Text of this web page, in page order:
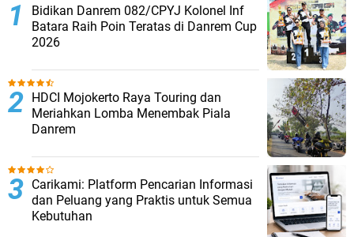
Bidikan Danrem 082/CPYJ Kolonel Inf
Batara Raih Poin Teratas di Danrem Cup
2026
HDCI Mojokerto Raya Touring dan
Meriahkan Lomba Menembak Piala
Danrem
Carikami: Platform Pencarian Informasi
dan Peluang yang Praktis untuk Semua
Kebutuhan